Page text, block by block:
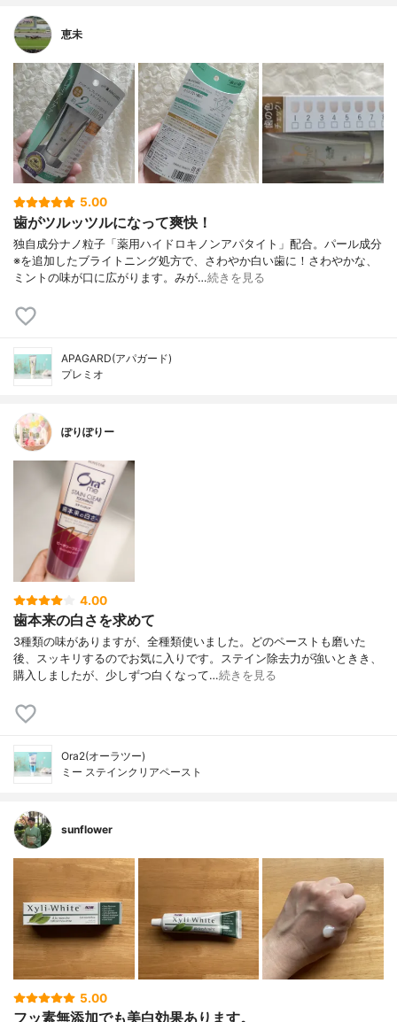
恵未
5.00
歯がツルッツルになって爽快！
独自成分ナノ粒子「薬用ハイドロキノンアパタイト」配合。パール成分
※を追加したブライトニング処方で、さわやか白い歯に！さわやかな、
ミントの味が口に広がります。みが…続きを見る
APAGARD(アパガード)
プレミオ
ぽりぽりー
4.00
歯本来の白さを求めて
3種類の味がありますが、全種類使いました。どのペーストも磨いた
後、スッキリするのでお気に入りです。ステイン除去力が強いときき、
購入しましたが、少しずつ白くなって…続きを見る
Ora2(オーラツー)
ミー ステインクリアペースト
sunflower
5.00
フッ素無添加でも美白効果あります。